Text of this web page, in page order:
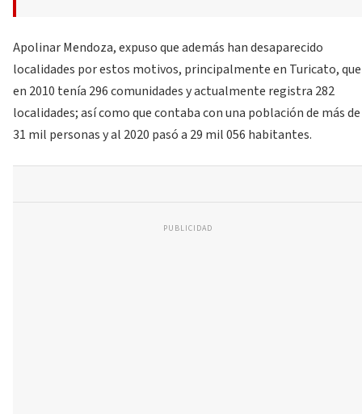
Apolinar Mendoza, expuso que además han desaparecido
localidades por estos motivos, principalmente en Turicato, que
en 2010 tenía 296 comunidades y actualmente registra 282
localidades; así como que contaba con una población de más de
31 mil personas y al 2020 pasó a 29 mil 056 habitantes.
PUBLICIDAD